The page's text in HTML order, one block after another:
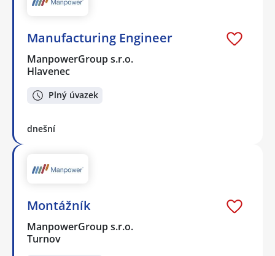
Manufacturing Engineer
ManpowerGroup s.r.o.
Hlavenec
Plný úvazek
dnešní
Montážník
ManpowerGroup s.r.o.
Turnov